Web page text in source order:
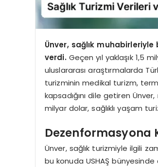
Ünver, sağlık
verdi. Geçen yıl yaklaşık 1,5
uluslararası araştırmalarda
turizminin medikal turizm,
kapsadığını dile getiren
milyar dolar, sağlıklı yaşam
Dezenformasyona
Ünver, sağlık turizmiyle ilgili
bu konuda USHAŞ bünyesinde